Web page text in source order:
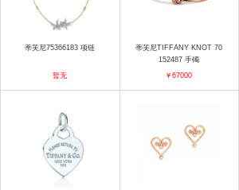
蒂芙尼75366183 项链
暂无
蒂芙尼TIFFANY KNOT 70
152487 手镯
￥67000